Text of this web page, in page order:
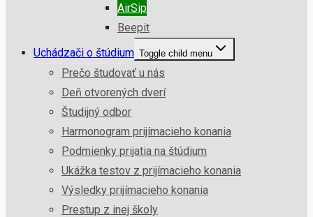
AirSip
Beepit
Uchádzači o štúdium Toggle child menu
Prečo študovať u nás
Deň otvorených dverí
Študijný odbor
Harmonogram prijímacieho konania
Podmienky prijatia na štúdium
Ukážka testov z prijímacieho konania
Výsledky prijímacieho konania
Prestup z inej školy